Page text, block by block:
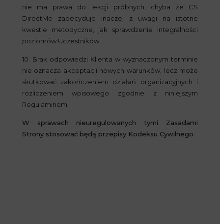
nie ma prawa do lekcji próbnych, chyba że CS
DirectMe zadecyduje inaczej z uwagi na istotne
kwestie metodyczne, jak sprawdzenie integralności
poziomów Uczestników.
10. Brak odpowiedzi Klienta w wyznaczonym terminie
nie oznacza akceptacji nowych warunków, lecz może
skutkować zakończeniem działań organizacyjnych i
rozliczeniem wpisowego zgodnie z niniejszym
Regulaminem.
W sprawach nieuregulowanych tymi Zasadami
Strony stosować będą przepisy Kodeksu Cywilnego.